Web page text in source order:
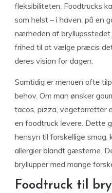
fleksibiliteten. Foodtrucks
som helst – i haven, på en
nærheden af
frihed til at vælge præcis
deres vision for dagen.
Samtidig er menuen ofte
behov. Om man ønsker
tacos, pizza, vegetarretter
en foodtruck levere. Dette
hensyn til forskellige
allergier blandt gæsterne.
bryllupper med mange
Foodtruck til